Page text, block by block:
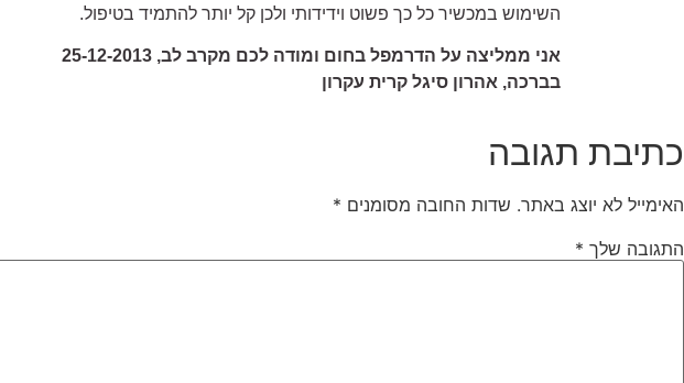
השימוש במכשיר כל כך פשוט וידידותי ולכן קל יותר להתמיד בטיפול.
אני ממליצה על הדרמפל בחום ומודה לכם מקרב לב, 25-12-2013
בברכה, אהרון סיגל קרית עקרון
כתיבת תגובה
האימייל לא יוצג באתר. שדות החובה מסומנים *
התגובה שלך *